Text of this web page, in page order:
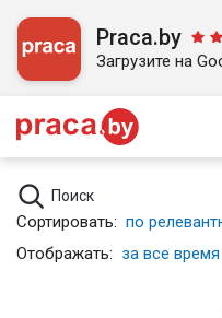
Praca.by
Загрузите на
Поиск
Сортировать: по
Отображать: за все время